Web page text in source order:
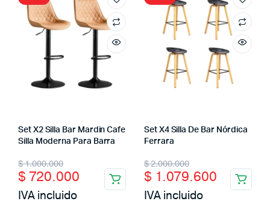
Set X2 Silla Bar Mardin Cafe
Silla Moderna Para Barra
$1.000.000
Original
price
was:
$ 720.000
Current
price
is:
IVA incluido
Set X4 Silla De Bar Nórdica
Ferrara
$2.000.000
Original
price
was:
$ 1.079.600
Current
price
is:
IVA incluido